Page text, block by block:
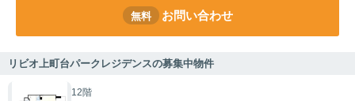
無料 お問い合わせ
リビオ上町台パークレジデンスの募集中物件
12階